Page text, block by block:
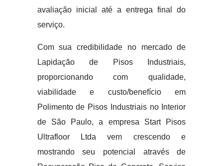
avaliação inicial até a entrega final do
serviço.
Com sua credibilidade no mercado de
Lapidação de Pisos Industriais,
proporcionando com qualidade,
viabilidade e custo/benefício em
Polimento de Pisos Industriais no Interior
de São Paulo, a empresa Start Pisos
Ultrafloor Ltda vem crescendo e
mostrando seu potencial através de